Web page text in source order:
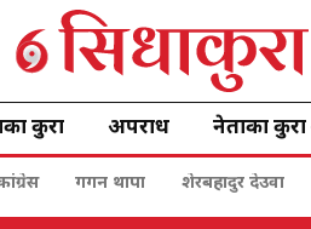
कुरा अपराध नेताका कुरा
गगन थापा शेरबहादुर देउवा